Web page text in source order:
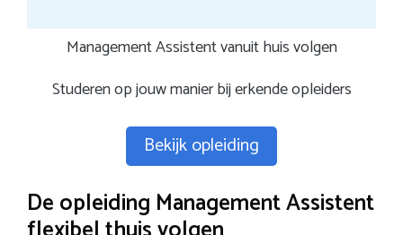
Management Assistent vanuit huis volgen
Studeren op jouw manier bij erkende opleiders
Bekijk opleiding
De opleiding Management Assistent